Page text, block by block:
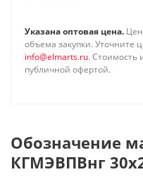
Указана оптовая цена.
объема закупки. Уточните
info@elmarts.ru. Стоимость
публичной офертой.
Обозначение
КГМЭВПВнг